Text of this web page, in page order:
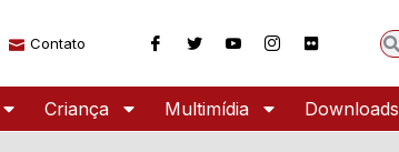
Contato
Criança Multimídia Downloads